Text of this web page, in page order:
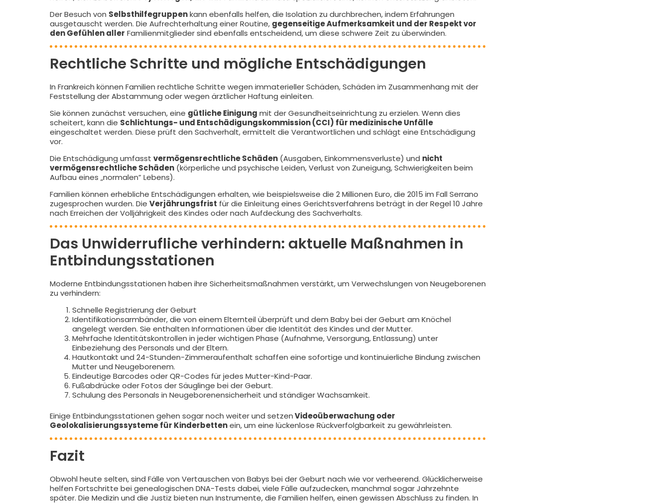
Der Besuch von Selbsthilfegruppenkann ebenfalls helfen, die Isolation zu durchbrechen, indem Erfahrungen
ausgetauscht werden. Die Aufrechterhaltung einer Routine, gegenseitige Aufmerksamkeit und der Respekt vor
den Gefühlen aller Familienmitglieder sind ebenfalls entscheidend, um diese schwere Zeit zu überwinden.
Rechtliche Schritte und mögliche Entschädigungen
In Frankreich können Familien rechtliche Schritte wegen immaterieller Schäden, Schäden im Zusammenhang mit der
Feststellung der Abstammung oder wegen ärztlicher Haftung einleiten.
Sie können zunächst versuchen, eine gütliche Einigung mit der Gesundheitseinrichtung zu erzielen. Wenn dies
scheitert, kann die Schlichtungs- und Entschädigungskommission (CCI) für medizinische Unfälle
eingeschaltet werden. Diese prüft den Sachverhalt, ermittelt die Verantwortlichen und schlägt eine Entschädigung
vor.
Die Entschädigung umfasst vermögensrechtliche Schäden(Ausgaben, Einkommensverluste) und nicht
vermögensrechtliche Schäden(körperliche und psychische Leiden, Verlust von Zuneigung, Schwierigkeiten beim
Aufbau eines „normalen” Lebens).
Familien können erhebliche Entschädigungen erhalten, wie beispielsweise die 2 Millionen Euro, die 2015 im Fall Serrano
zugesprochen wurden. Die Verjährungsfrist für die Einleitung eines Gerichtsverfahrens beträgt in der Regel 10 Jahre
nach Erreichen der Volljährigkeit des Kindes oder nach Aufdeckung des Sachverhalts.
Das Unwiderrufliche verhindern: aktuelle Maßnahmen in
Entbindungsstationen
Moderne Entbindungsstationen haben ihre Sicherheitsmaßnahmen verstärkt, um Verwechslungen von Neugeborenen
zu verhindern:
Schnelle Registrierung der Geburt
Identifikationsarmbänder, die von einem Elternteil überprüft und dem Baby bei der Geburt am Knöchel
angelegt werden. Sie enthalten Informationen über die Identität des Kindes und der Mutter.
Mehrfache Identitätskontrollen in jeder wichtigen Phase (Aufnahme, Versorgung, Entlassung) unter
Einbeziehung des Personals und der Eltern.
Hautkontakt und 24-Stunden-Zimmeraufenthalt schaffen eine sofortige und kontinuierliche Bindung zwischen
Mutter und Neugeborenem.
Eindeutige Barcodes oder QR-Codes für jedes Mutter-Kind-Paar.
Fußabdrücke oder Fotos der Säuglinge bei der Geburt.
Schulung des Personals in Neugeborenensicherheit und ständiger Wachsamkeit.
Einige Entbindungsstationen gehen sogar noch weiter und setzenVideoüberwachung oder
Geolokalisierungssysteme für Kinderbettenein, um eine lückenlose Rückverfolgbarkeit zu gewährleisten.
Fazit
Obwohl heute selten, sind Fälle von Vertauschen von Babys bei der Geburt nach wie vor verheerend. Glücklicherweise
helfen Fortschritte bei genealogischen DNA-Tests dabei, viele Fälle aufzudecken, manchmal sogar Jahrzehnte
später. Die Medizin und die Justiz bieten nun Instrumente, die Familien helfen, einen gewissen Abschluss zu finden. In